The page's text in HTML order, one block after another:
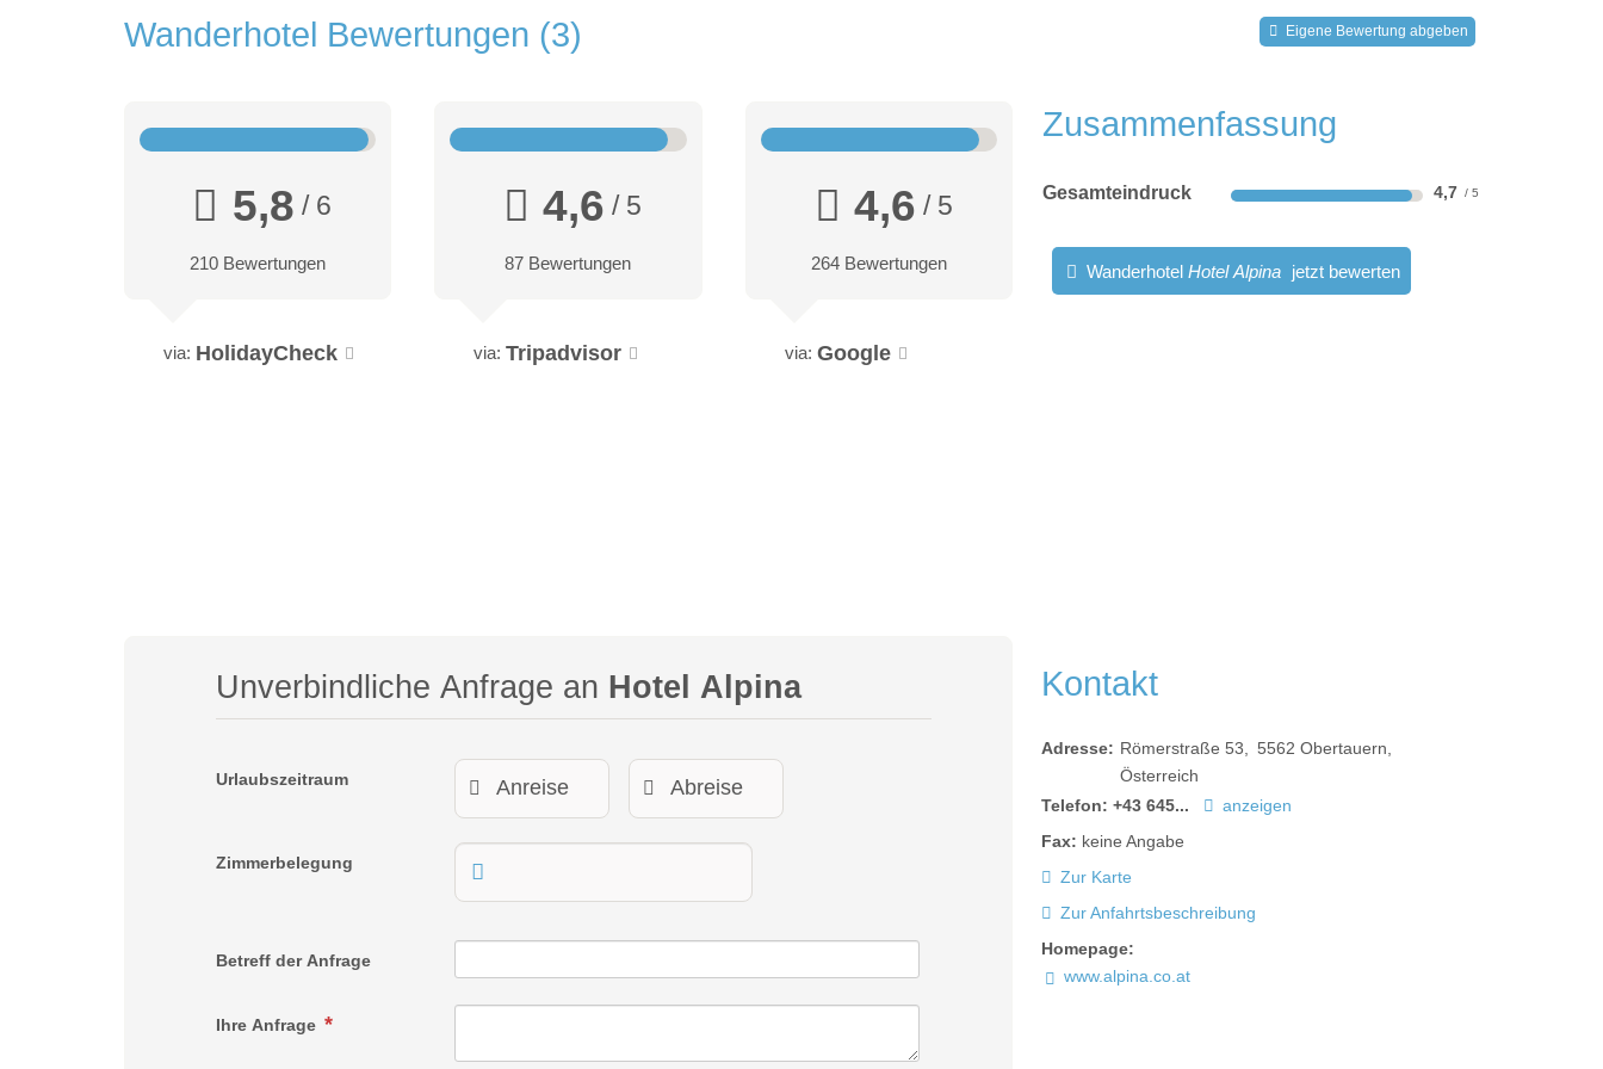
Wanderhotel Bewertungen 3 Eigene Bewertung abgeben
Zusammenfassung
Gesamteindruck 4,7
WanderhotelHotel Alpina jetzt bewerten
5,8 / 6
210 Bewertungen
via: HolidayCheck
4,6 / 5
87 Bewertungen
via: Tripadvisor
4,6 / 5
264 Bewertungen
via: Google
Unverbindliche Anfrage an Hotel Alpina
Urlaubszeitraum
Zimmerbelegung
Betreff der Anfrage
Ihre Anfrage
Kontakt
Adresse: Römerstraße 53 5562 Obertauern
Österreich
Telefon: +43 645...
anzeigen
Fax: keine Angabe
Zur Karte
Zur Anfahrtsbeschreibung
Homepage:
www.alpina.co.at